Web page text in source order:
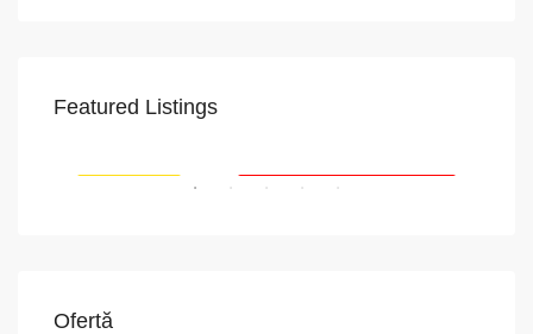
Featured Listings
PROPRIETATEA A FOST ÎNCHIRIATĂ
Ofertă